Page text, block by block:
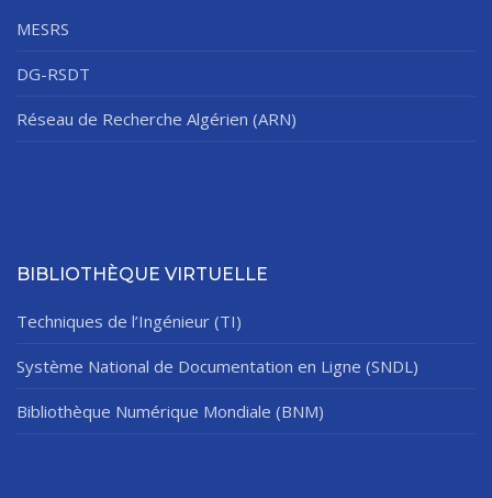
MESRS
DG-RSDT
Réseau de Recherche Algérien (ARN)
BIBLIOTHÈQUE VIRTUELLE
Techniques de l’Ingénieur (TI)
Système National de Documentation en Ligne (SNDL)
Bibliothèque Numérique Mondiale (BNM)